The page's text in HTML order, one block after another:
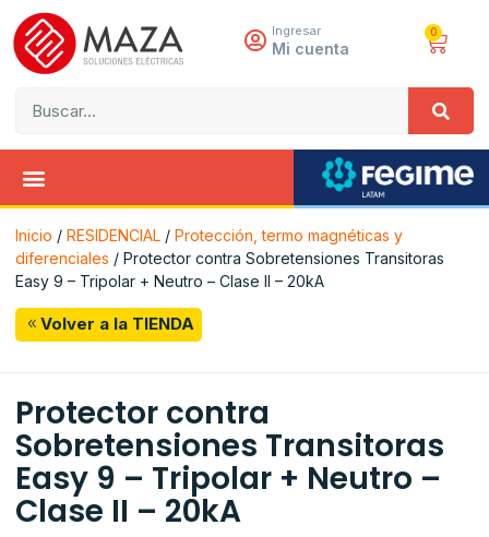
Ingresar
Mi cuenta
0
Inicio / RESIDENCIAL / Protección, termo magnéticas y
diferenciales / Protector contra Sobretensiones Transitoras
Easy 9 – Tripolar + Neutro – Clase II – 20kA
Volver a la TIENDA
Protector contra
Sobretensiones Transitoras
Easy 9 – Tripolar + Neutro –
Clase II – 20kA